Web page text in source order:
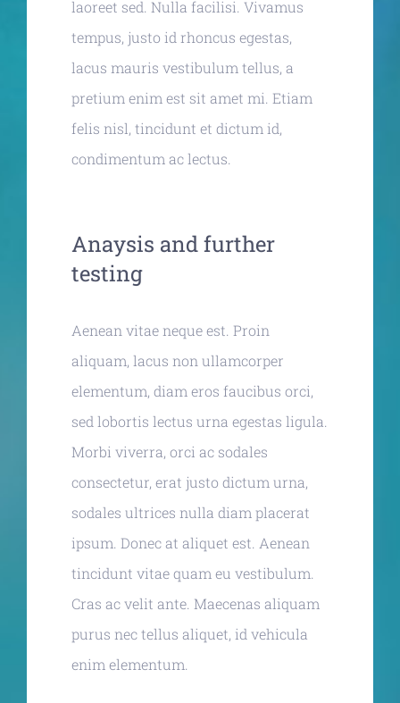
laoreet sed. Nulla facilisi. Vivamus
tempus, justo id rhoncus egestas,
lacus mauris vestibulum tellus, a
pretium enim est sit amet mi. Etiam
felis nisl, tincidunt et dictum id,
condimentum ac lectus.
Anaysis and further
testing
Aenean vitae neque est. Proin
aliquam, lacus non ullamcorper
elementum, diam eros faucibus orci,
sed lobortis lectus urna egestas ligula.
Morbi viverra, orci ac sodales
consectetur, erat justo dictum urna,
sodales ultrices nulla diam placerat
ipsum. Donec at aliquet est. Aenean
tincidunt vitae quam eu vestibulum.
Cras ac velit ante. Maecenas aliquam
purus nec tellus aliquet, id vehicula
enim elementum.